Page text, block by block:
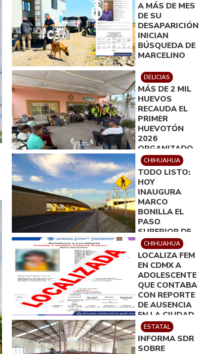
A MÁS DE MES
DE SU
DESAPARICIÓN
INICIAN
BÚSQUEDA DE
MARCELINO
DELICIAS
MÁS DE 2 MIL
HUEVOS
RECAUDA EL
PRIMER
HUEVOTÓN
2026
ORGANIZADO
POR
ROTARACT
DELICIAS
CHIHUAHUA
TODO LISTO:
HOY
INAUGURA
MARCO
BONILLA EL
PASO
SUPERIOR DE
ALDAMA Y
FUERZA AÉREA
CHIHUAHUA
LOCALIZA FEM
EN CDMX A
ADOLESCENTE
QUE CONTABA
CON REPORTE
DE AUSENCIA
EN LA CIUDAD
DE
CHIHUAHUA
ESTATAL
INFORMA SDR
SOBRE